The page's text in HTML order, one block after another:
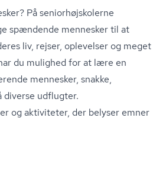
På se­ni­o­r­højsko­ler­ne
spændende mennesker til at
liv, rejser, oplevelser og meget
du mulighed for at lære en
mennesker, snakke,
diverse udflugter.
og aktiviteter, der belyser emner